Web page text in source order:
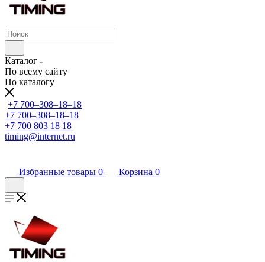
Каталог
По всему сайту
По каталогу
+7 700‒308‒18‒18
+7 700‒308‒18‒18
+7 700 803 18 18
timing@internet.ru
Избранные товары 0 Корзина 0